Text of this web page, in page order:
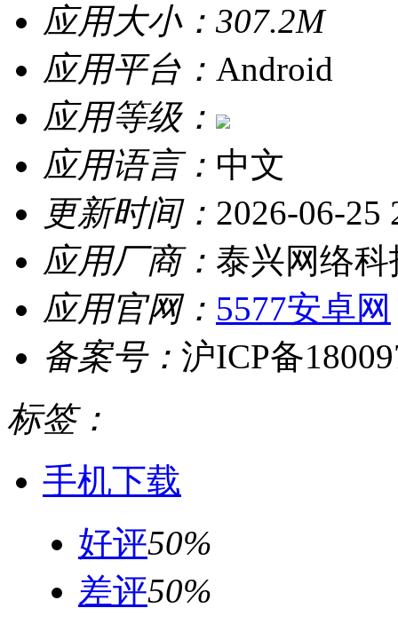
应用大小： 307.2M
应用平台： Android
应用等级：
应用语言： 中文
更新时间： 2026-06-25
应用厂商： 泰兴网络
应用官网： 5577安卓网
备案号： 沪ICP备
标签：
手机下载
好评50%
差评50%